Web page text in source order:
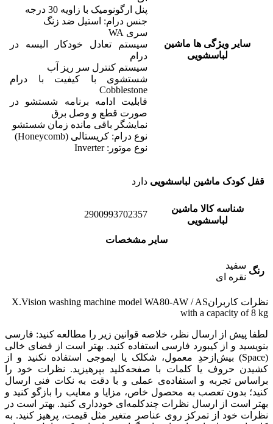
سایر ویژگی ها ماشین
لباسشویی
پنل ارگونومیک با زاویه 30 درجه
جنس درام: استیل ضد زنگ
سری WA
سیستم تعادل خودکار البسه در
درام
سیستم کنترل سر ریز آب
شستشوی با کیفیت با درام
Cobblestone
قابلیت ادامه برنامه شستشو در
صورت قطع و وصل برق
نمایشگر باقی مانده زمان شستشو
نوع درام: کریستالی (Honeycomb)
نوع موتور: Inverter
قفل کودک ماشین لباسشویی دارد
شناسه کالا ماشین
لباسشویی
2900993702357
سایر مشخصات
رنگ
سفید
نقره ای
نظرات کاربرانX.Vision washing machine model WA80-AW / AS
with a capacity of 8 kg
لطفا پیش از ارسال نظر، خلاصه قوانین زیر را مطالعه کنید: فارسی
بنویسید و از کیبورد فارسی استفاده کنید. بهتر است از فضای خالی
(Space) بیش‌از‌حدِ معمول، شکلک یا ایموجی استفاده نکنید و از
کشیدن حروف یا کلمات با صفحه‌کلید بپرهیزید. نظرات خود را
براساس تجربه و استفاده‌ی عملی و با دقت به نکات فنی ارسال
کنید؛ بدون تعصب به محصول خاص، مزایا و معایب را بازگو کنید و
بهتر است از ارسال نظرات چندکلمه‌‌ای خودداری کنید. بهتر است در
نظرات خود از تمرکز روی عناصر متغیر مثل قیمت، پرهیز کنید. به